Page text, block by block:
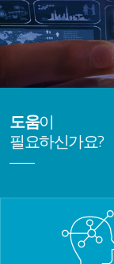
도움이
필요하신가요?